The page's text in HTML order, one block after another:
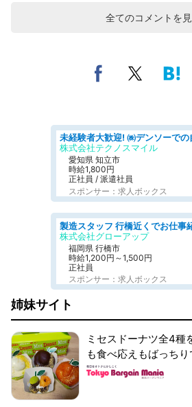
全てのコメントを
株式会社テクノスマイル
愛知県 知立市
時給1,800円
正社員 / 派遣社員
スポンサー：求人ボックス
株式会社グローアップ
福岡県 行橋市
時給1,200円～1,500円
正社員
スポンサー：求人ボックス
姉妹サイト
ミセスドーナツ全4種
も食べ応えもばっちり